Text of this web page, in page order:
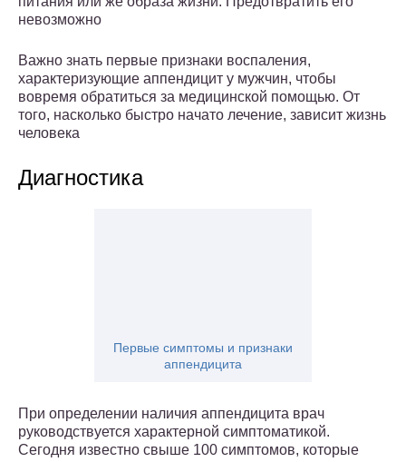
невозможно
Важно знать первые признаки воспаления,
характеризующие аппендицит у мужчин, чтобы
вовремя обратиться за медицинской помощью. От
того, насколько быстро начато лечение, зависит жизнь
человека
Диагностика
Первые симптомы и признаки
аппендицита
При определении наличия аппендицита врач
руководствуется характерной симптоматикой.
Сегодня известно свыше 100 симптомов, которые